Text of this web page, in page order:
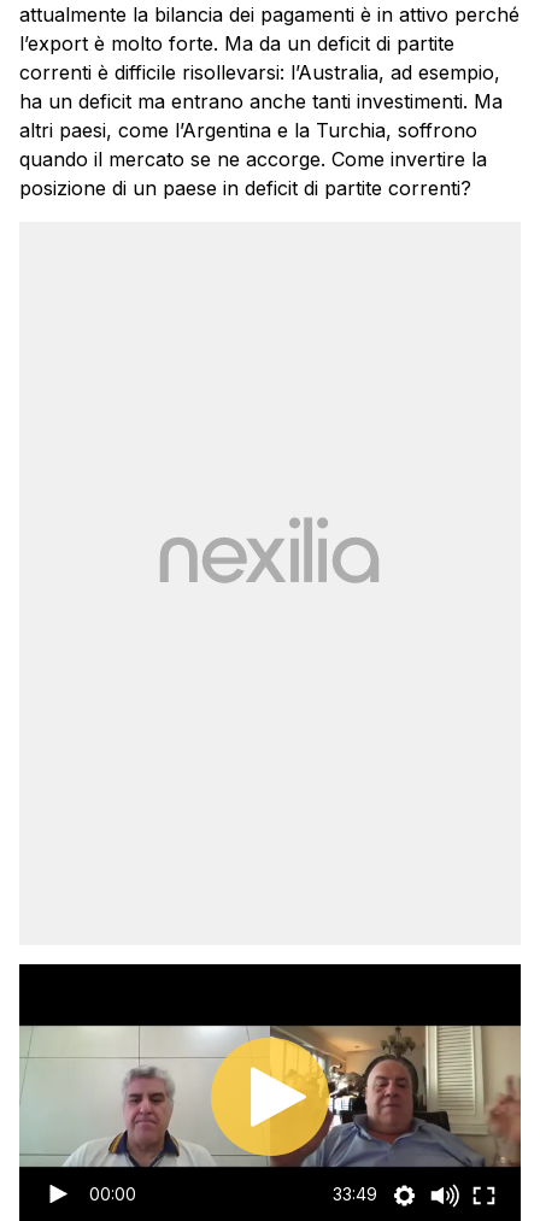
attualmente la bilancia dei pagamenti è in attivo perché
l’export è molto forte. Ma da un deficit di partite
correnti è difficile risollevarsi: l’Australia, ad esempio,
ha un deficit ma entrano anche tanti investimenti. Ma
altri paesi, come l’Argentina e la Turchia, soffrono
quando il mercato se ne accorge. Come invertire la
posizione di un paese in deficit di partite correnti?
00:00 33:49